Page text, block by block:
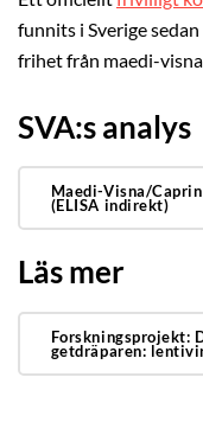
funnits i Sverige
frihet från maedi-
SVA:s analys
Maedi-Visna/
(ELISA indirekt)
Läs mer
Forskningsprojekt:
getdräparen: